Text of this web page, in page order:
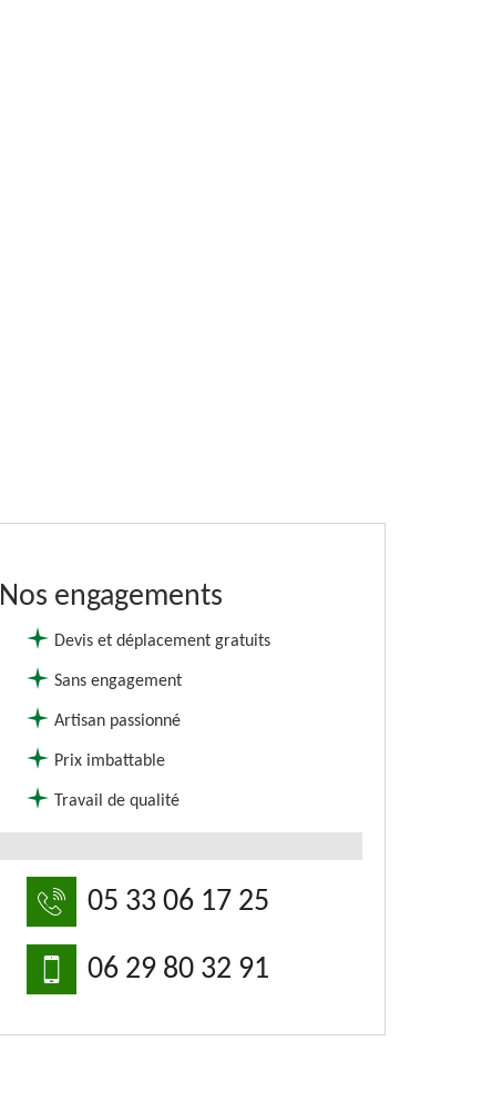
Nos engagements
Devis et déplacement gratuits
Sans engagement
Artisan passionné
Prix imbattable
Travail de qualité
05 33 06 17 25
06 29 80 32 91